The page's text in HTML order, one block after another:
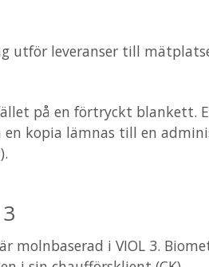
utför leveranser till
på en förtryckt blankett.
en kopia lämnas till en
molnbaserad i VIOL 3.